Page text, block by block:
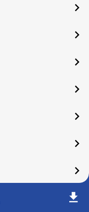
󰅂
󰅂
󰅂
󰅂
󰅂
󰅂
󰅂
󰅂
󰇚